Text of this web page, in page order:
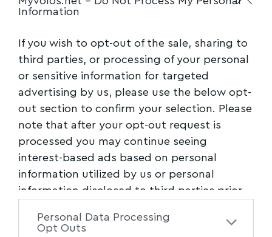
Information
If you wish to opt-out of the sale, sharing to
third parties, or processing of your personal
or sensitive information for targeted
advertising by us, please use the below opt-
out section to confirm your selection. Please
note that after your opt-out request is
processed you may continue seeing
interest-based ads based on personal
information utilized by us or personal
information disclosed to third parties prior
of the further disclosure of your personal
Personal Data Processing
Opt Outs
Ακολουθήστε το myvolos.net στο
Ακολουθήστε μας στο επίσημο κανάλι
του Myvolos.net στο Youtube
Facebook